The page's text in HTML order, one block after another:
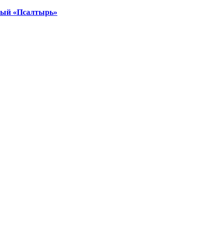
«Псалтырь»